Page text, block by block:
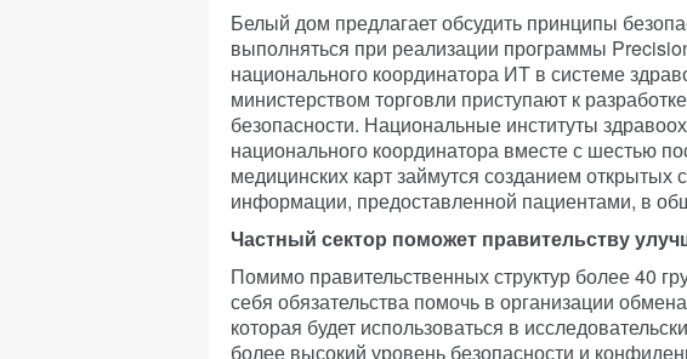
Белый дом предлагает обсудить принципы
выполняться при реализации программы
национального координатора ИТ в системе
министерством торговли приступают к
безопасности. Национальные институты
национального координатора вместе с шестью
медицинских карт займутся созданием открытых
информации, предоставленной пациентами, в
Частный сектор поможет правительству
Помимо правительственных структур более 40
себя обязательства помочь в организации
которая будет использоваться в
более высокий уровень безопасности и